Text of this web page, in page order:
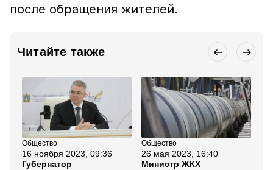
после обращения жителей.
Читайте также
Общество
16 ноября 2023, 09:36
Губернатор
Общество
26 мая 2023, 16:40
Министр ЖКХ